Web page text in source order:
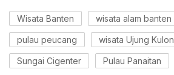
Wisata Banten wisata alam banten
pulau peucang wisata Ujung Kulon
Sungai Cigenter Pulau Panaitan